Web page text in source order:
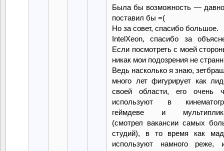
Была бы возможность —
поставил бы =(
Но за совет, спасибо большое.
IntelXeon, спасибо за
Если посмотреть с моей
никак мои подозрения не
Ведь насколько я знаю,
много лет фигурирует как
своей области, его очень
используют в
геймдеве и
(смотрел вакансии самых
студий), в то время как
используют намного реже,